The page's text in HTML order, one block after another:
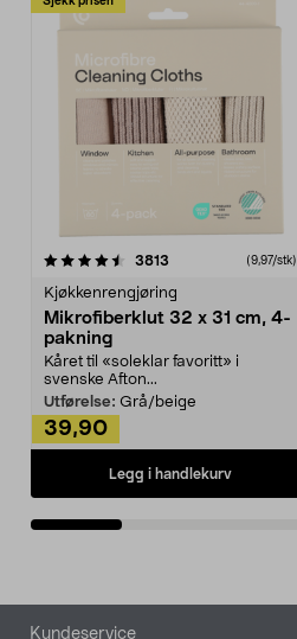
3813 anmeldelser(9,97/stk)
Kjøkkenrengjøring
Mikrofiberklut 32 x 31 cm, 4-
pakning
Kåret til «soleklar favoritt» i
svenske Afton...
Utførelse: Grå/beige
39,90
Legg i handlekurv
4.5av 5 stjerner
Bunntekst
Kundeservice